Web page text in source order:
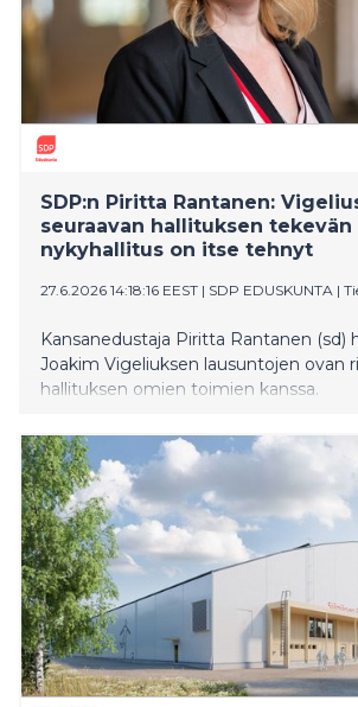
SDP:n Piritta Rantanen:
seuraavan hallituksen
nykyhallitus on itse tehnyt
27.6.2026 14:18:16 EEST | SDP EDUSKUNTA |
Kansanedustaja Piritta Rantanen (sd)
Joakim Vigeliuksen lausuntojen ovan
hallituksen omien toimien kanssa.